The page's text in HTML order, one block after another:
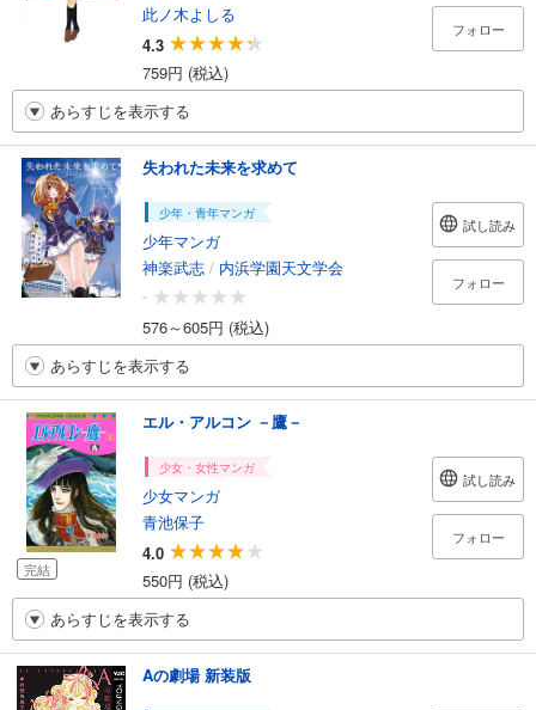
此ノ木よしる
4.3
759円 (税込)
フォロー
あらすじを表示する
失われた未来を求めて
少年・青年マンガ
少年マンガ
神楽武志 / 内浜学園天文学会
-
576～605円 (税込)
試し読み
フォロー
あらすじを表示する
完結
エル・アルコン －鷹－
少女・女性マンガ
少女マンガ
青池保子
4.0
550円 (税込)
試し読み
フォロー
あらすじを表示する
Aの劇場 新装版